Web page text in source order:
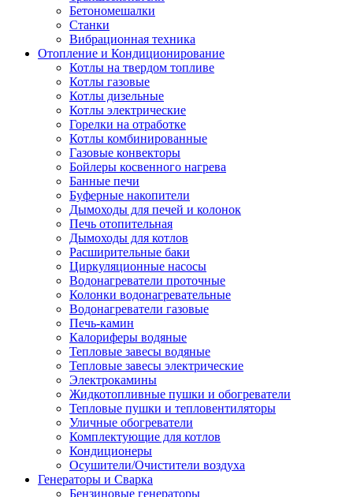
Бетономешалки
Станки
Вибрационная техника
Отопление и Кондиционирование
Котлы на твердом топливе
Котлы газовые
Котлы дизельные
Котлы электрические
Горелки на отработке
Котлы комбинированные
Газовые конвекторы
Бойлеры косвенного нагрева
Банные печи
Буферные накопители
Дымоходы для печей и колонок
Печь отопительная
Дымоходы для котлов
Расширительные баки
Циркуляционные насосы
Водонагреватели проточные
Колонки водонагревательные
Водонагреватели газовые
Печь-камин
Калориферы водяные
Тепловые завесы водяные
Тепловые завесы электрические
Электрокамины
Жидкотопливные пушки и обогреватели
Тепловые пушки и тепловентиляторы
Уличные обогреватели
Комплектующие для котлов
Кондиционеры
Осушители/Очистители воздуха
Генераторы и Сварка
Бензиновые генераторы